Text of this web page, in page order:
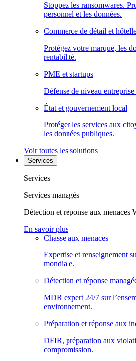
Stoppez les ransomwares.
personnel et les données.
Commerce de détail et
Protégez votre marque, les
rentabilité.
PME et startups
Défense de niveau
État et gouvernement local
Protéger les services aux
les données publiques.
Voir toutes les solutions
Services
Services
Services managés
Détection et réponse aux menaces
En savoir plus
Chasse aux menaces
Expertise et renseignement
mondiale.
Détection et réponse
MDR expert 24/7 sur
environnement.
Préparation et réponse aux
DFIR, préparation aux
compromission.